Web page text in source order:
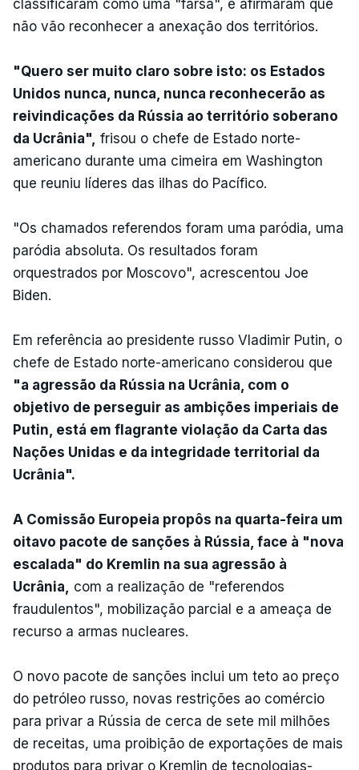
classificaram como uma "farsa", e afirmaram que
não vão reconhecer a anexação dos territórios.
"Quero ser muito claro sobre isto: os Estados
Unidos nunca, nunca, nunca reconhecerão as
reivindicações da Rússia ao território soberano
da Ucrânia", frisou o chefe de Estado norte-
americano durante uma cimeira em Washington
que reuniu líderes das ilhas do Pacífico.
"Os chamados referendos foram uma paródia, uma
paródia absoluta. Os resultados foram
orquestrados por Moscovo", acrescentou Joe
Biden.
Em referência ao presidente russo Vladimir Putin, o
chefe de Estado norte-americano considerou que
"a agressão da Rússia na Ucrânia, com o
objetivo de perseguir as ambições imperiais de
Putin, está em flagrante violação da Carta das
Nações Unidas e da integridade territorial da
Ucrânia".
A Comissão Europeia propôs na quarta-feira um
oitavo pacote de sanções à Rússia, face à "nova
escalada" do Kremlin na sua agressão à
Ucrânia,
com a realização de "referendos
fraudulentos", mobilização parcial e a ameaça de
recurso a armas nucleares.
O novo pacote de sanções inclui um teto ao preço
do petróleo russo, novas restrições ao comércio
para privar a Rússia de cerca de sete mil milhões
de receitas, uma proibição de exportações de mais
produtos para privar o Kremlin de tecnologias-